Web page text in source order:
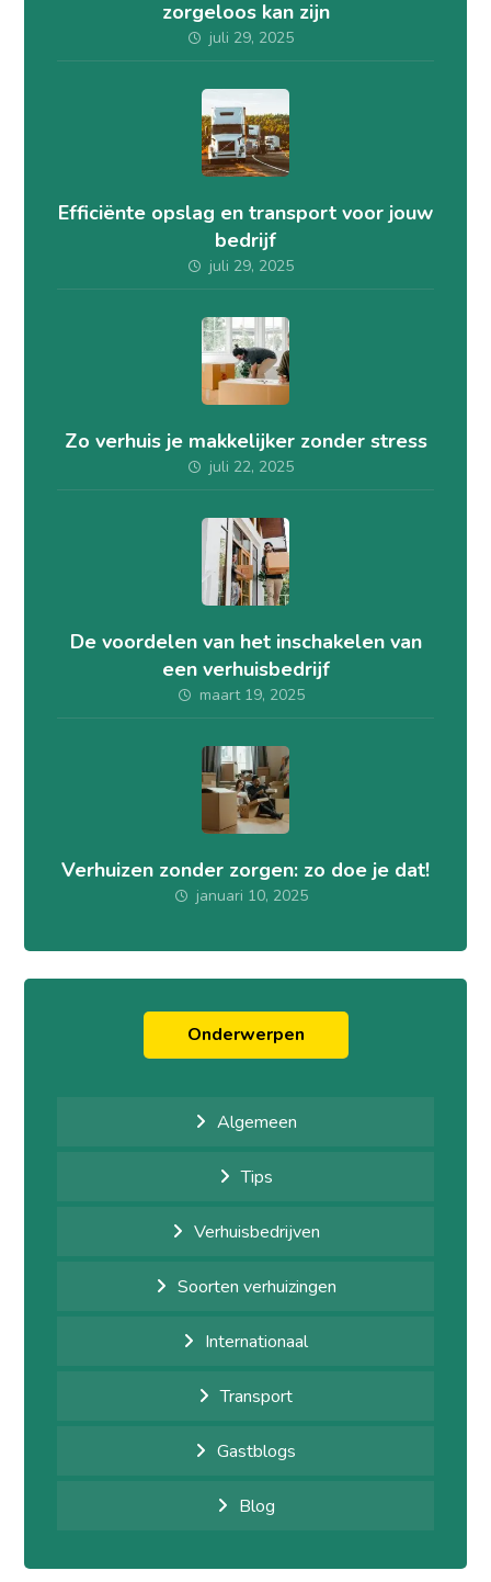
zorgeloos kan zijn
juli 29, 2025
Efficiënte opslag en transport voor jouw
bedrijf
juli 29, 2025
Zo verhuis je makkelijker zonder stress
juli 22, 2025
De voordelen van het inschakelen van
een verhuisbedrijf
maart 19, 2025
Verhuizen zonder zorgen: zo doe je dat!
januari 10, 2025
Onderwerpen
Algemeen
Tips
Verhuisbedrijven
Soorten verhuizingen
Internationaal
Transport
Gastblogs
Blog